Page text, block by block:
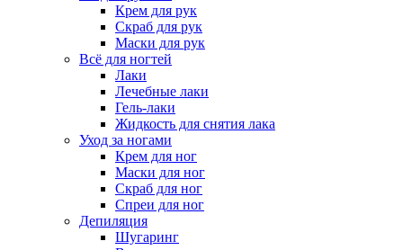
Крем для рук
Скраб для рук
Маски для рук
Всё для ногтей
Лаки
Лечебные лаки
Гель-лаки
Жидкость для снятия лака
Уход за ногами
Крем для ног
Маски для ног
Скраб для ног
Спреи для ног
Депиляция
Шугаринг